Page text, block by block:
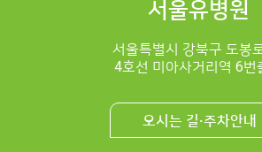
서울유병원
서울특별시 강북구 도봉
4호선 미아사거리역 6번
오시는 길·주차안내